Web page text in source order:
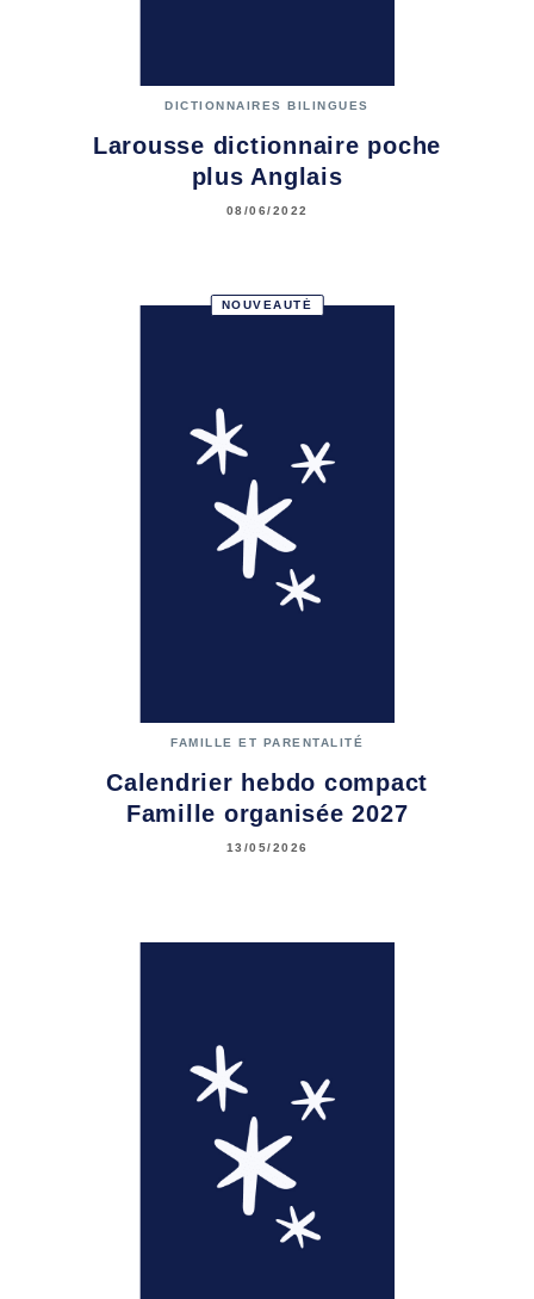
DICTIONNAIRES BILINGUES
Larousse dictionnaire poche
plus Anglais
08/06/2022
NOUVEAUTÉ
FAMILLE ET PARENTALITÉ
Calendrier hebdo compact
Famille organisée 2027
13/05/2026